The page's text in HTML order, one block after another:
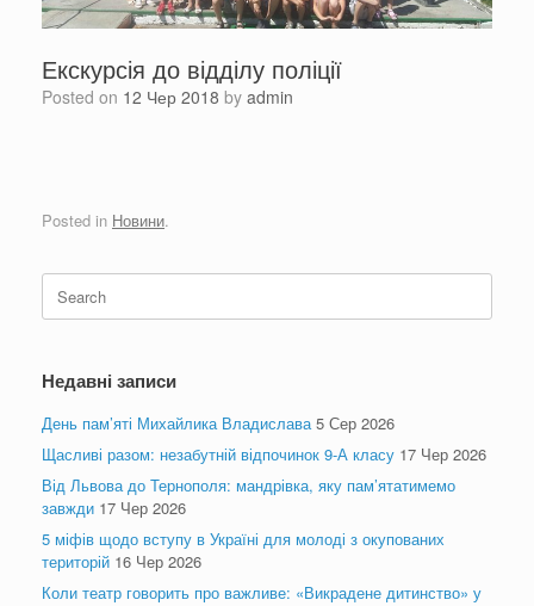
Екскурсія до відділу поліції
Posted on 12 Чер 2018 by admin
Posted in Новини.
Search
for:
Недавні записи
День пам’яті Михайлика Владислава 5 Сер 2026
Щасливі разом: незабутній відпочинок 9-А класу 17 Чер 2026
Від Львова до Тернополя: мандрівка, яку пам’ятатимемо
завжди 17 Чер 2026
5 міфів щодо вступу в Україні для молоді з окупованих
територій 16 Чер 2026
Коли театр говорить про важливе: «Викрадене дитинство» у